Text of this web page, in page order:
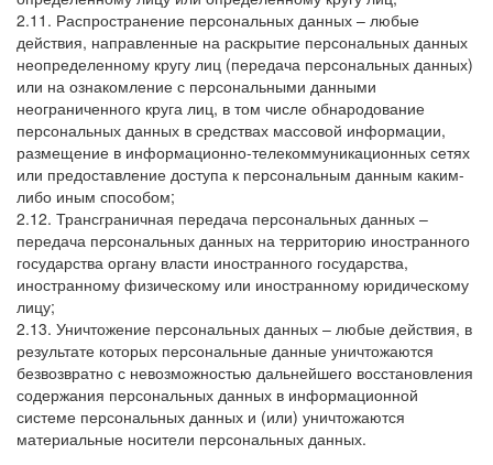
2.11. Распространение персональных данных – любые
действия, направленные на раскрытие персональных данных
неопределенному кругу лиц (передача персональных данных)
или на ознакомление с персональными данными
неограниченного круга лиц, в том числе обнародование
персональных данных в средствах массовой информации,
размещение в информационно-телекоммуникационных сетях
или предоставление доступа к персональным данным каким-
либо иным способом;
2.12. Трансграничная передача персональных данных –
передача персональных данных на территорию иностранного
государства органу власти иностранного государства,
иностранному физическому или иностранному юридическому
лицу;
2.13. Уничтожение персональных данных – любые действия, в
результате которых персональные данные уничтожаются
безвозвратно с невозможностью дальнейшего восстановления
содержания персональных данных в информационной
системе персональных данных и (или) уничтожаются
материальные носители персональных данных.